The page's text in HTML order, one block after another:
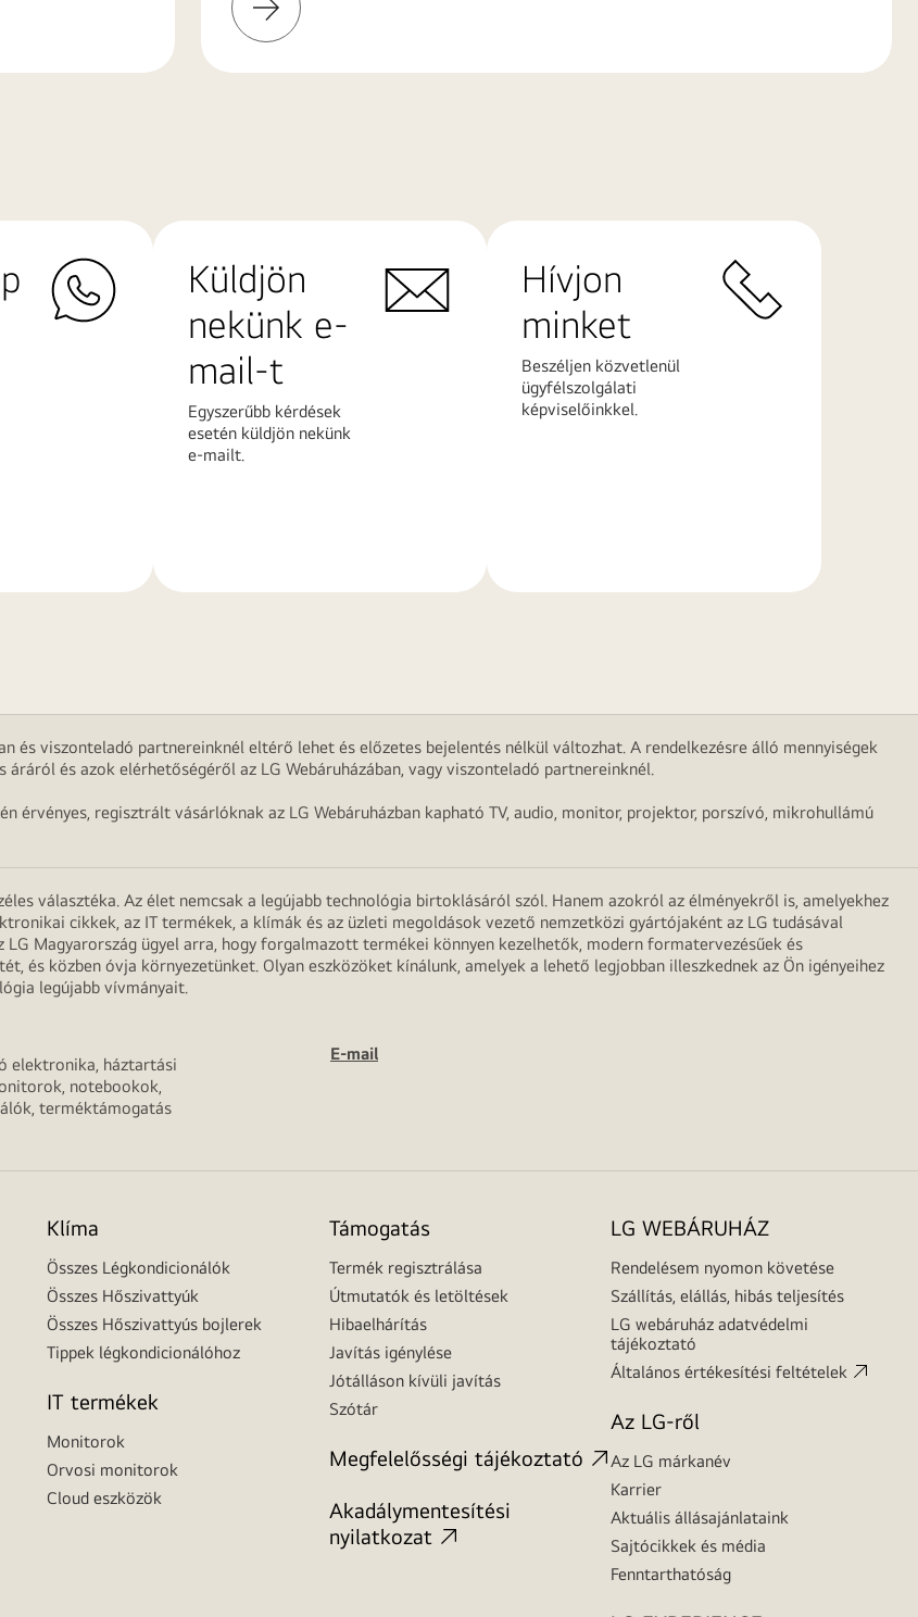
információk
Küldjön
nekünk e-
mail-t
Egyszerűbb kérdések
esetén küldjön nekünk
e-mailt.
Hívjon
minket
Beszéljen közvetlenül
ügyfélszolgálati
képviselőinkkel.
és viszonteladó partnereinknél eltérő lehet és előzetes bejelentés nélkül változhat. A rendelkezésre álló mennyiségek
és azok elérhetőségéről az LG Webáruházában, vagy viszonteladó partnereinknél.
érvényes, regisztrált vásárlóknak az LG Webáruházban kapható TV, audio, monitor, projektor, porszívó, mikrohullámú
választéka. Az élet nemcsak a legújabb technológia birtoklásáról szól. Hanem azokról az élményekről is, amelyekhez
cikkek, az IT termékek, a klímák és az üzleti megoldások vezető nemzetközi gyártójaként az LG tudásával
Magyarország ügyel arra, hogy forgalmazott termékei könnyen kezelhetők, modern formatervezésűek és
és közben óvja környezetünket. Olyan eszközöket kínálunk, amelyek a lehető legjobban illeszkednek az Ön igényeihez
legújabb vívmányait.
elektronika, háztartási
notebookok,
terméktámogatás
E-mail
Klíma
Összes Légkondicionálók
Összes Hőszivattyúk
Összes Hőszivattyús bojlerek
Tippek légkondicionálóhoz
IT termékek
Monitorok
Orvosi monitorok
Cloud eszközök
Támogatás
Termék regisztrálása
Útmutatók és letöltések
Hibaelhárítás
Javítás igénylése
Jótálláson kívüli javítás
Szótár
Megfelelősségi tájékoztató
Akadálymentesítési
nyilatkozat
LG WEBÁRUHÁZ
Rendelésem nyomon követése
Szállítás, elállás, hibás teljesítés
LG webáruház adatvédelmi
tájékoztató
Általános értékesítési feltételek
Az LG-ről
Az LG márkanév
Karrier
Aktuális állásajánlataink
Sajtócikkek és média
Fenntarthatóság